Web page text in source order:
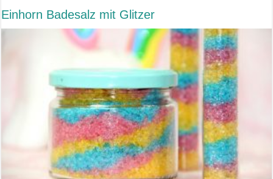
Einhorn Badesalz mit Glitzer